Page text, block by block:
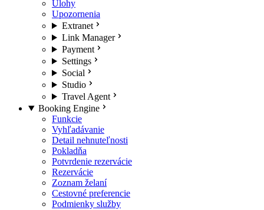
Úlohy
Upozornenia
Extranet
Link Manager
Payment
Settings
Social
Studio
Travel Agent
Booking Engine
Funkcie
Vyhľadávanie
Detail nehnuteľnosti
Pokladňa
Potvrdenie rezervácie
Rezervácie
Zoznam želaní
Cestovné preferencie
Podmienky služby